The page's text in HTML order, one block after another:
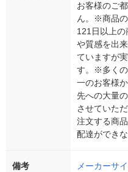
お客様のご
ん。※商品の
121日以上
や質感を出
ていますが
す。※多くの
一のお客様
先への大量
させていた
注文する商
配達ができ
備考 メーカーサ